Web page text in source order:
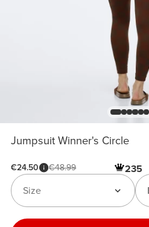
Jumpsuit Winner's Circle
€24.50 €48.99 235
Size